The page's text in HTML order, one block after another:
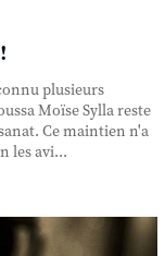
plusieurs
Moïse Sylla reste
Ce maintien n'a
les avi...